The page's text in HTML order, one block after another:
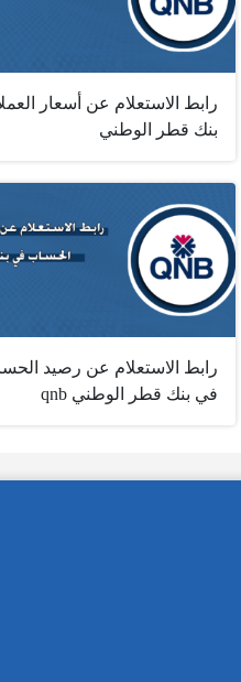
رابط الاستعلام عن أسعار
بنك قطر الوطني
رابط الاستعلام عن رصيد
في بنك قطر الوطني qnb